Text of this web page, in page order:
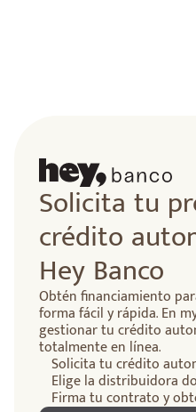
Solicita tu
crédito
Hey Banco
Obtén financiamiento
forma fácil y rápida. En
gestionar tu crédito
totalmente en línea.
Solicita tu crédito
Elige la distribuidora
Firma tu contrato y